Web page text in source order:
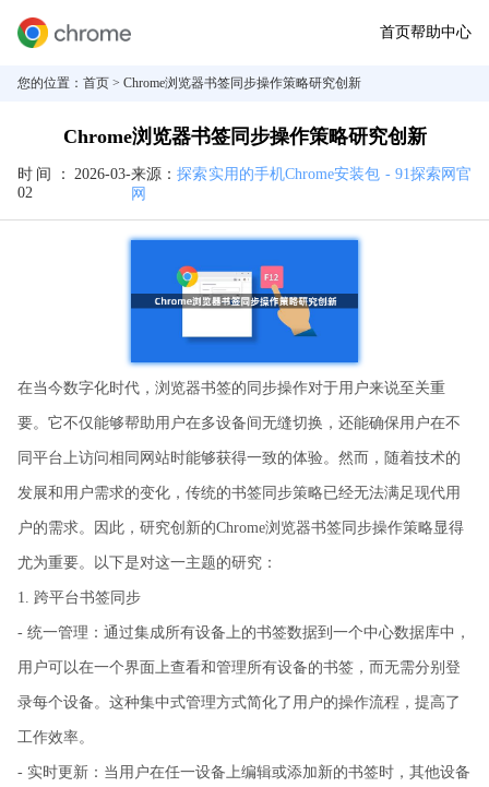
首页帮助中心
您的位置： 首页 > Chrome浏览器书签同步操作策略研究创新
Chrome浏览器书签同步操作策略研究创新
时间： 2026-03-
02
来源：探索实用的手机Chrome安装包 - 91探索网官
网
在当今数字化时代，浏览器书签的同步操作对于用户来说至关重
要。它不仅能够帮助用户在多设备间无缝切换，还能确保用户在不
同平台上访问相同网站时能够获得一致的体验。然而，随着技术的
发展和用户需求的变化，传统的书签同步策略已经无法满足现代用
户的需求。因此，研究创新的Chrome浏览器书签同步操作策略显得
尤为重要。以下是对这一主题的研究：
1. 跨平台书签同步
- 统一管理：通过集成所有设备上的书签数据到一个中心数据库中，
用户可以在一个界面上查看和管理所有设备的书签，而无需分别登
录每个设备。这种集中式管理方式简化了用户的操作流程，提高了
工作效率。
- 实时更新：当用户在任一设备上编辑或添加新的书签时，其他设备